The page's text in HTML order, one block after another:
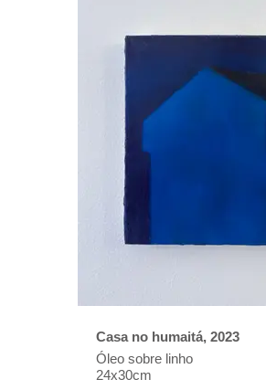
Casa no humaitá, 2023
Óleo sobre linho
24x30cm